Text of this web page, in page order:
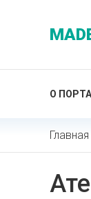
О
Главная